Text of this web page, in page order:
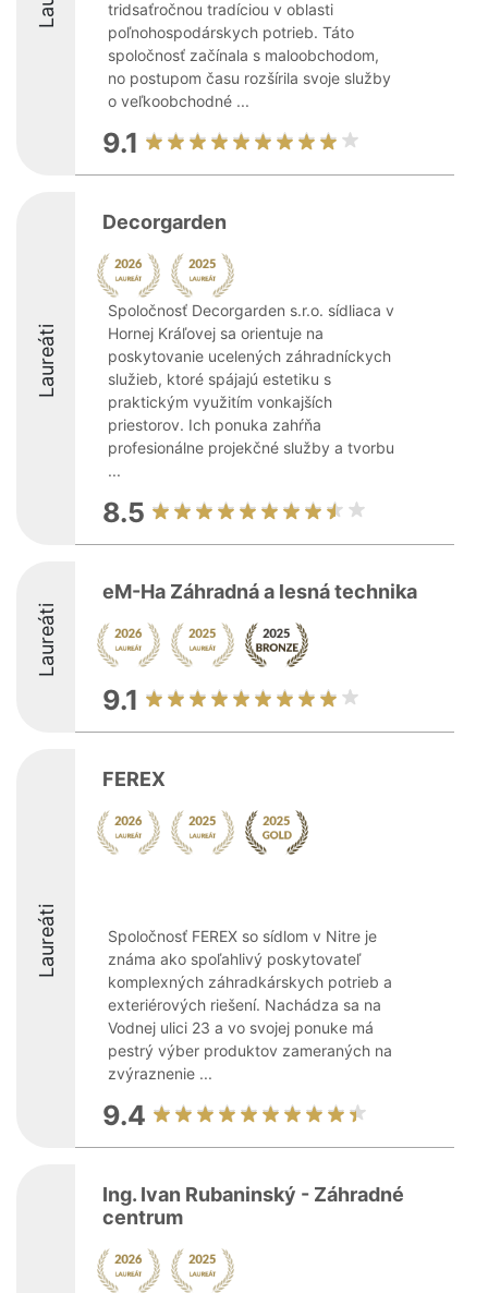
tridsaťročnou tradíciou v oblasti
poľnohospodárskych potrieb. Táto
spoločnosť začínala s maloobchodom,
no postupom času rozšírila svoje služby
o veľkoobchodné ...
9.1
Laureáti
Decorgarden
Spoločnosť Decorgarden s.r.o. sídliaca v
Hornej Kráľovej sa orientuje na
poskytovanie ucelených záhradníckych
služieb, ktoré spájajú estetiku s
praktickým využitím vonkajších
priestorov. Ich ponuka zahŕňa
profesionálne projekčné služby a tvorbu
...
8.5
Laureáti
eM-Ha Záhradná a lesná technika
9.1
Laureáti
FEREX
Spoločnosť FEREX so sídlom v Nitre je
známa ako spoľahlivý poskytovateľ
komplexných záhradkárskych potrieb a
exteriérových riešení. Nachádza sa na
Vodnej ulici 23 a vo svojej ponuke má
pestrý výber produktov zameraných na
zvýraznenie ...
9.4
Ing. Ivan Rubaninský - Záhradné
centrum